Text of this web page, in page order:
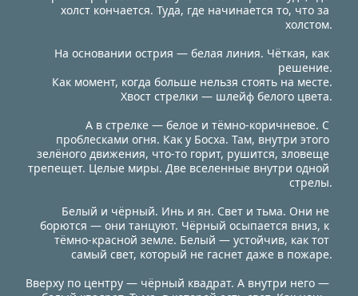
холст кончается. Туда, где начинается то, что за
холстом.
На основании острия — белая линия. Чёткая, как
решение.
Как момент, когда больше нельзя стоять на месте.
Хвост стрелки — шлейф белого цвета.
А в стрелке — белое и тёмно-коричневое. С
проблесками огня. Как у Босха. Там, внутри этого
зелёного движения, что-то горит, рушится, зловеще
трепещет. Целые миры. Две вселенные внутри одной
стрелы.
Белый и чёрный. Инь и ян. Свет и тьма. Они не
борются — они танцуют. Чёрный осыпается вниз, к
тёмно-красной земле. Белый — устойчив, как тот
самый свет, который не гаснет даже в пожаре.
Вверху по центру — чёрный квадрат. А внутри него —